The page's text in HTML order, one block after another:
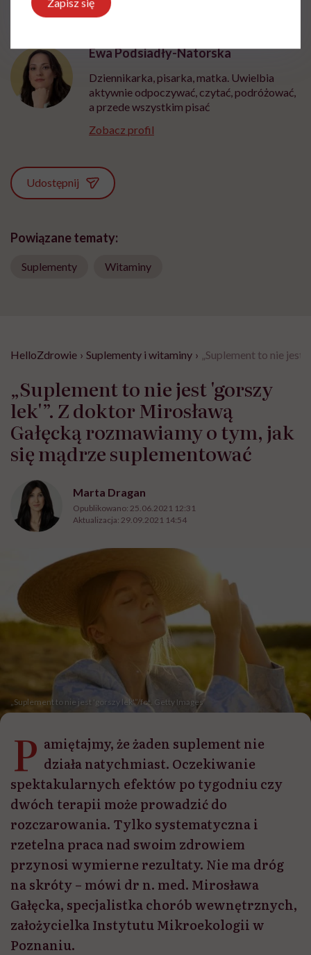
Ewa Podsiadły-Natorska
Dziennikarka, pisarka, matka. Uwielbia
aktywnie odpoczywać, czytać, podróżować,
a przede wszystkim pisać
Zobacz profil
Udostępnij
Powiązane tematy:
Suplementy Witaminy
HelloZdrowie › Suplementy i witaminy › „Suplement to nie
„Suplement to nie jest 'gorszy
lek'”. Z doktor Mirosławą
Gałęcką rozmawiamy o tym, jak
się mądrze suplementować
Marta Dragan
Opublikowano: 25.06.2021 12:31
Aktualizacja: 29.09.2021 14:54
„Suplement to nie jest 'gorszy lek'”/fot. Getty Images
P amiętajmy, że żaden suplement nie
działa natychmiast. Oczekiwanie
spektakularnych efektów po tygodniu czy
dwóch terapii może prowadzić do
rozczarowania. Tylko systematyczna i
rzetelna praca nad swoim zdrowiem
przynosi wymierne rezultaty. Nie ma dróg
na skróty – mówi dr n. med. Mirosława
Gałęcka, specjalistka chorób wewnętrznych,
założycielka Instytutu Mikroekologii w
Poznaniu.